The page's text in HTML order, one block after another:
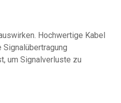
Hochwertige Kabel
um Signalverluste zu